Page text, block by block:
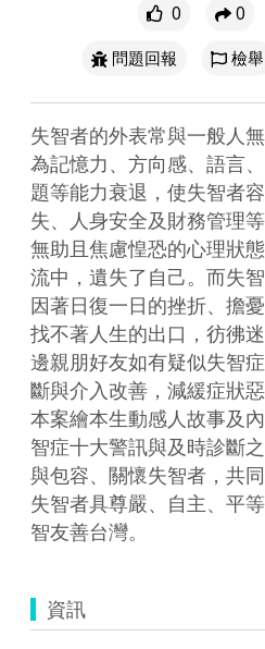
0 0
問題回報
檢舉
失智者的外表常與一般人
為記憶力、方向感、語言
題等能力衰退，使失智者
失、人身安全及財務管理
無助且焦慮惶恐的心理狀
流中，遺失了自己。而失
因著日復一日的挫折、擔
找不著人生的出口，彷彿
邊親朋好友如有疑似失智
斷與介入改善，減緩症狀
本案繪本生動感人故事及
智症十大警訊與及時診斷
與包容、關懷失智者，共
失智者具尊嚴、自主、平
智友善台灣。
資訊